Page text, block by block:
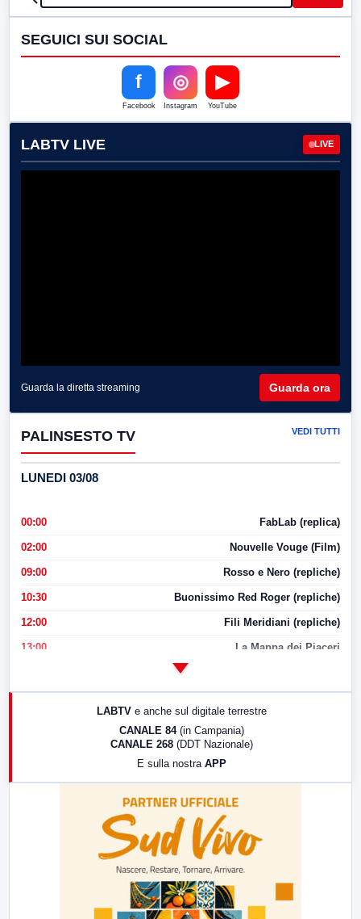
SEGUICI SUI SOCIAL
f
Facebook
◎
Instagram
▶
YouTube
LABTV LIVE LIVE
Guarda la diretta streaming Guarda ora
PALINSESTO TV VEDI TUTTI
LUNEDI 03/08
00:00 FabLab (replica)
02:00 Nouvelle Vouge (Film)
09:00 Rosso e Nero (repliche)
10:30 Buonissimo Red Roger (repliche)
12:00 Fili Meridiani (repliche)
13:00 La Mappa dei Piaceri
LABTV e anche sul digitale terrestre
CANALE 84 (in Campania)
CANALE 268 (DDT Nazionale)
E sulla nostra APP